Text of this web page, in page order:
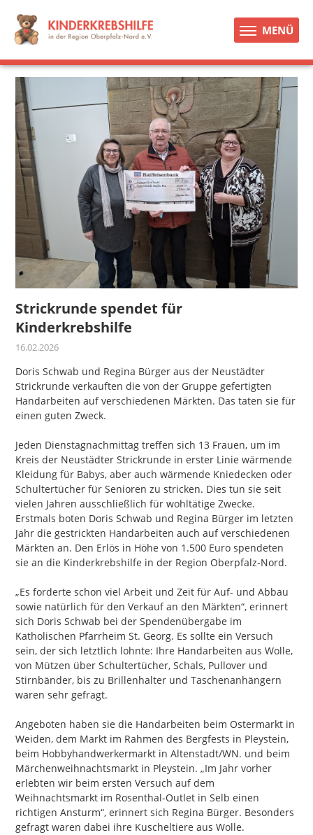
MENÜ
Strickrunde spendet für
Kinderkrebshilfe
16.02.2026
Doris Schwab und Regina Bürger aus der Neustädter
Strickrunde verkauften die von der Gruppe gefertigten
Handarbeiten auf verschiedenen Märkten. Das taten sie für
einen guten Zweck.
Jeden Dienstagnachmittag treffen sich 13 Frauen, um im
Kreis der Neustädter Strickrunde in erster Linie wärmende
Kleidung für Babys, aber auch wärmende Kniedecken oder
Schultertücher für Senioren zu stricken. Dies tun sie seit
vielen Jahren ausschließlich für wohltätige Zwecke.
Erstmals boten Doris Schwab und Regina Bürger im letzten
Jahr die gestrickten Handarbeiten auch auf verschiedenen
Märkten an. Den Erlös in Höhe von 1.500 Euro spendeten
sie an die Kinderkrebshilfe in der Region Oberpfalz-Nord.
„Es forderte schon viel Arbeit und Zeit für Auf- und Abbau
sowie natürlich für den Verkauf an den Märkten“, erinnert
sich Doris Schwab bei der Spendenübergabe im
Katholischen Pfarrheim St. Georg. Es sollte ein Versuch
sein, der sich letztlich lohnte: Ihre Handarbeiten aus Wolle,
von Mützen über Schultertücher, Schals, Pullover und
Stirnbänder, bis zu Brillenhalter und Taschenanhängern
waren sehr gefragt.
Angeboten haben sie die Handarbeiten beim Ostermarkt in
Weiden, dem Markt im Rahmen des Bergfests in Pleystein,
beim Hobbyhandwerkermarkt in Altenstadt/WN. und beim
Märchenweihnachtsmarkt in Pleystein. „Im Jahr vorher
erlebten wir beim ersten Versuch auf dem
Weihnachtsmarkt im Rosenthal-Outlet in Selb einen
richtigen Ansturm“, erinnert sich Regina Bürger. Besonders
gefragt waren dabei ihre Kuscheltiere aus Wolle.